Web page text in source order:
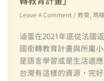
Leave A Comment /教育,瑪
滷蛋在2021年底從法國
國銜轉教育計畫與所屬
是語言學習或是生活適
台灣有這樣的資源，完